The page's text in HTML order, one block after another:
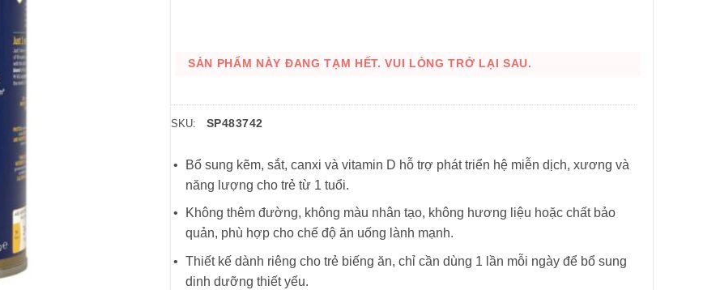
SẢN PHẨM NÀY ĐANG TẠM HẾT. VUI LÒNG TRỞ LẠI SAU.
SKU: SP483742
Bổ sung kẽm, sắt, canxi và vitamin D hỗ trợ phát triển hệ miễn dịch, xương và
năng lượng cho trẻ từ 1 tuổi.
Không thêm đường, không màu nhân tạo, không hương liệu hoặc chất bảo
quản, phù hợp cho chế độ ăn uống lành mạnh.
Thiết kế dành riêng cho trẻ biếng ăn, chỉ cần dùng 1 lần mỗi ngày để bổ sung
dinh dưỡng thiết yếu.